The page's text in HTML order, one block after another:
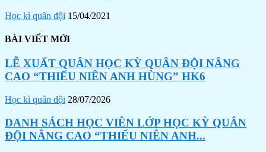
Học kì quân đội 15/04/2021
BÀI VIẾT MỚI
LỄ XUẤT QUÂN HỌC KỲ QUÂN ĐỘI NÂNG
CAO “THIẾU NIÊN ANH HÙNG” HK6
Học kì quân đội 28/07/2026
DANH SÁCH HỌC VIÊN LỚP HỌC KỲ QUÂN
ĐỘI NÂNG CAO “THIẾU NIÊN ANH...